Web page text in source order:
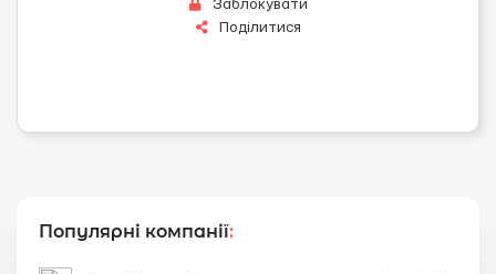
Заблокувати
Поділитися
Популярні компанії: